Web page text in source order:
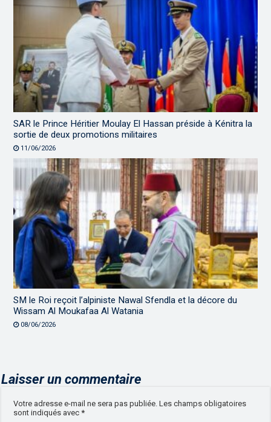
SAR le Prince Héritier Moulay El Hassan préside à Kénitra la
sortie de deux promotions militaires
11/06/2026
SM le Roi reçoit l’alpiniste Nawal Sfendla et la décore du
Wissam Al Moukafaa Al Watania
08/06/2026
Laisser un commentaire
Votre adresse e-mail ne sera pas publiée. Les champs obligatoires
sont indiqués avec*